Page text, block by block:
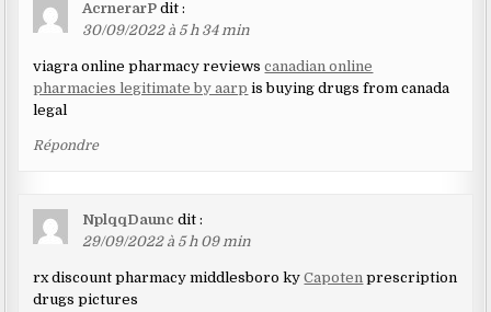
AcrnerarP dit :
30/09/2022 à 5 h 34 min
viagra online pharmacy reviewscanadian online
pharmacies legitimate by aarp is buying drugs from canada
legal
Répondre
NplqqDaunc dit :
29/09/2022 à 5 h 09 min
rx discount pharmacy middlesboro kyCapoten prescription
drugs pictures